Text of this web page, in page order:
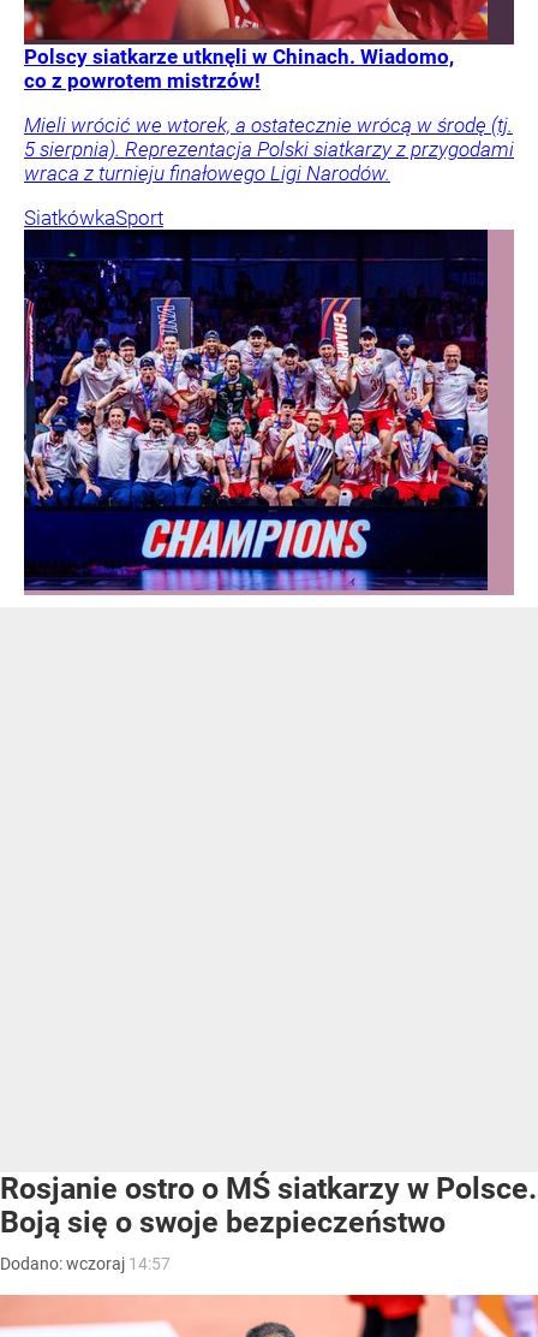
Polscy siatkarze utknęli w Chinach. Wiadomo,
co z powrotem mistrzów!
Mieli wrócić we wtorek, a ostatecznie wrócą w środę (tj.
5 sierpnia). Reprezentacja Polski siatkarzy z przygodami
wraca z turnieju finałowego Ligi Narodów.
SiatkówkaSport
Rosjanie ostro o MŚ siatkarzy w Polsce.
Boją się o swoje bezpieczeństwo
Dodano:wczoraj 14:57